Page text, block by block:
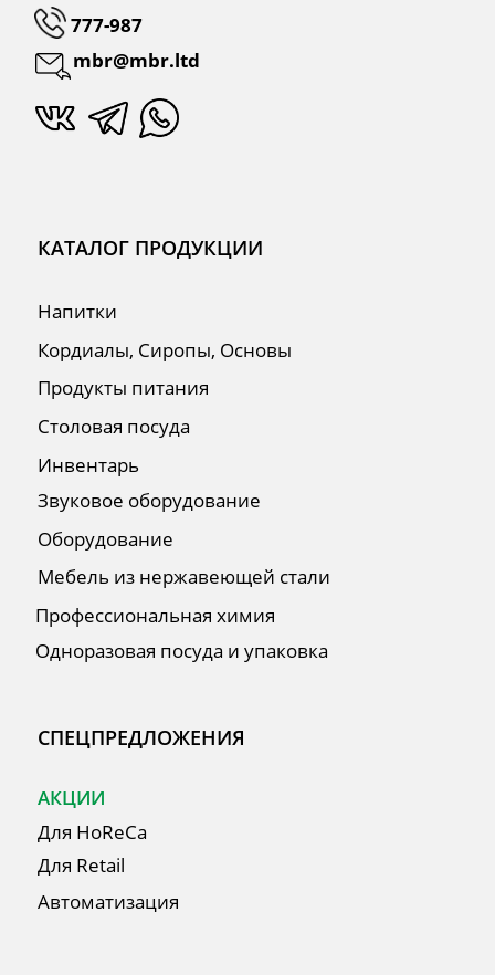
СПЕЦПРЕДЛОЖЕНИЯ
ПОЛЕЗНАЯ ИНФОРМАЦИЯ
Для HoReCa
Автоматизация
Публичная оферта
Политика конфиденциальности
Согласие на обработку персональных
О Компании
Сотрудничество
Оплата и Доставка
Столовая посуда
Инвентарь
Звуковое оборудование
Оборудование
Мебель из нержавеющей стали